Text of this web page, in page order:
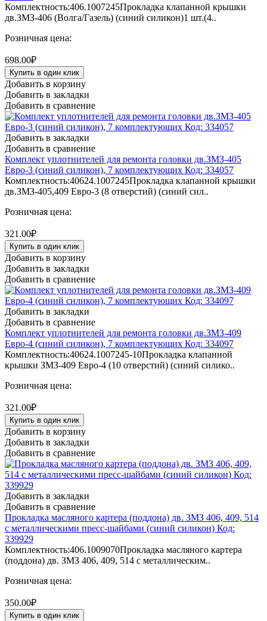
Комплектность:406.1007245Прокладка клапанной крышки
дв.ЗМЗ-406 (Волга/Газель) (синий силикон)1 шт.(4..
Розничная цена:
698.00₽
Купить в один клик
Добавить в корзину
Добавить в закладки
Добавить в сравнение
Добавить в закладки
Добавить в сравнение
Комплект уплотнителей для ремонта головки дв.ЗМЗ-405
Евро-3 (синий силикон), 7 комплектующих Код: 334057
Комплектность:40624.1007245Прокладка клапанной крышки
дв.ЗМЗ-405,409 Евро-3 (8 отверстий) (синий сил..
Розничная цена:
321.00₽
Купить в один клик
Добавить в корзину
Добавить в закладки
Добавить в сравнение
Добавить в закладки
Добавить в сравнение
Комплект уплотнителей для ремонта головки дв.ЗМЗ-409
Евро-4 (синий силикон), 7 комплектующих Код: 334097
Комплектность:40624.1007245-10Прокладка клапанной
крышки ЗМЗ-409 Евро-4 (10 отверстий) (синий силико..
Розничная цена:
321.00₽
Купить в один клик
Добавить в корзину
Добавить в закладки
Добавить в сравнение
Добавить в закладки
Добавить в сравнение
Прокладка масляного картера (поддона) дв. ЗМЗ 406, 409, 514
с металлическими пресс-шайбами (синий силикон) Код:
339929
Комплектность:406.1009070Прокладка масляного картера
(поддона) дв. ЗМЗ 406, 409, 514 с металлическим..
Розничная цена:
350.00₽
Купить в один клик